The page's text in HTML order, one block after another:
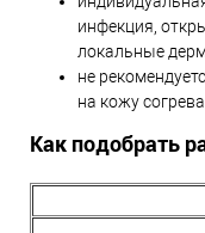
инфекция,
локальные
не
на кожу
Как подобрать